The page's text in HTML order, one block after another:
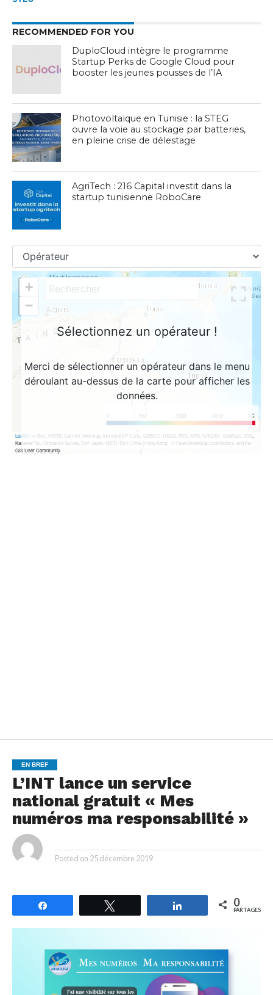
RECOMMENDED FOR YOU
DuploCloud intègre le programme
Startup Perks de Google Cloud pour
booster les jeunes pousses de l’IA
Photovoltaïque en Tunisie : la STEG
ouvre la voie au stockage par batteries,
en pleine crise de délestage
AgriTech : 216 Capital investit dans la
startup tunisienne RoboCare
EN BREF
L’INT lance un service
national gratuit « Mes
numéros ma responsabilité »
Posted on 25 décembre 2019
Partagez 0
PARTAGES